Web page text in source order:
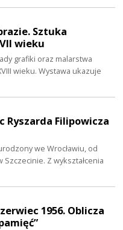
Sztuka
wieku
grafiki oraz malarstwa
wieku. Wystawa ukazuje
Ryszarda Filipowicza
we Wrocławiu, od
Z wykształcenia
1956. Oblicza